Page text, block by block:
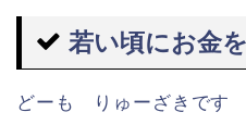
若い頃にお金
どーも りゅーざきです